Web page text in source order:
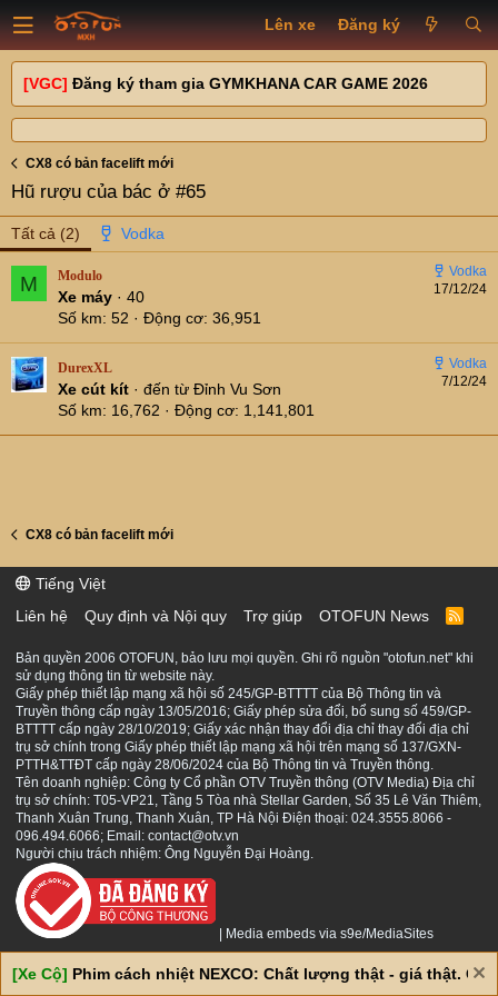
Lên xe Đăng ký
[VGC] Đăng ký tham gia GYMKHANA CAR GAME 2026
CX8 có bản facelift mới
Hũ rượu của bác ở #65
Tất cả (2)
M 17/12/24
Modulo
Xe máy · 40
Số km 52 Động cơ 36,951
7/12/24
DurexXL
Xe cút kít · đến từ Đỉnh Vu Sơn
Số km
16,762 Động cơ 1,141,801
CX8 có bản facelift mới
Tiếng Việt
Liên hệ
Quy định và Nội quy Trợ giúp OTOFUN News
R
S
Bản quyền 2006 OTOFUN, bảo lưu mọi quyền. Ghi rõ nguồn "otofun.net" khi
sử dụng thông tin từ website này.
Giấy phép thiết lập mạng xã hội số 245/GP-BTTTT của Bộ Thông tin và
Truyền thông cấp ngày 13/05/2016; Giấy phép sửa đổi, bổ sung số 459/GP-
BTTTT cấp ngày 28/10/2019; Giấy xác nhận thay đổi địa chỉ thay đổi địa chỉ
trụ sở chính trong Giấy phép thiết lập mạng xã hội trên mạng số 137/GXN-
PTTH&TTĐT cấp ngày 28/06/2024 của Bộ Thông tin và Truyền thông.
Tên doanh nghiệp: Công ty Cổ phần OTV Truyền thông (OTV Media) Địa chỉ
trụ sở chính: T05-VP21, Tầng 5 Tòa nhà Stellar Garden, Số 35 Lê Văn Thiêm,
Thanh Xuân Trung, Thanh Xuân, TP Hà Nội Điện thoại: 024.3555.8066 -
096.494.6066; Email: contact@otv.vn
Người chịu trách nhiệm: Ông Nguyễn Đại Hoàng.
Media embeds via s9e/MediaSites
[Xe Cộ] Phim cách nhiệt NEXCO: Chất lượng thật - giá thật. Giá